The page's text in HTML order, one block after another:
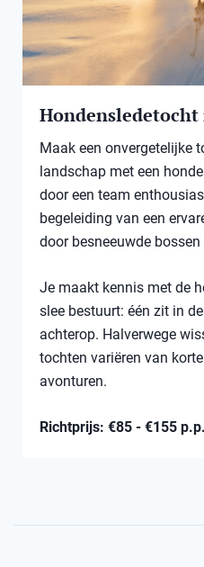
Hondensledetocht
Maak een onvergetelijke
landschap met een
door een team
begeleiding van een
door besneeuwde
Je maakt kennis met de
slee bestuurt: één zit in
achterop. Halverwege
tochten variëren van
avonturen.
Richtprijs: €85 - €155 p.p.